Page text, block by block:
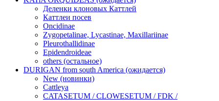
Деленки клоновых Каттлей
Каттлеи посев
Oncidinae
Zygopetalinae, Lycastinae, Maxillariinae
Pleurothallidinae
Epidendroideae
others (остальное)
DURIGAN from south America (ожидается)
New (новинки)
Cattleya
CATASETUM / CLOWESETUM / FDK /